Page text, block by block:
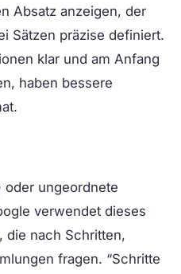
Absatz anzeigen, der
Sätzen präzise definiert.
klar und am Anfang
haben bessere
oder ungeordnete
verwendet dieses
die nach Schritten,
fragen. “Schritte